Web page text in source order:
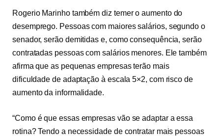
Rogerio Marinho também diz temer o aumento do
desemprego. Pessoas com maiores salários, segundo o
senador, serão demitidas e, como consequência, serão
contratadas pessoas com salários menores. Ele também
afirma que as pequenas empresas terão mais
dificuldade de adaptação à escala 5×2, com risco de
aumento da informalidade.
“Como é que essas empresas vão se adaptar a essa
rotina? Tendo a necessidade de contratar mais pessoas